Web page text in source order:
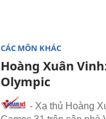
CÁC MÔN KHÁC
Hoàng Xuân
Olympic
- Xạ thủ Hoàng